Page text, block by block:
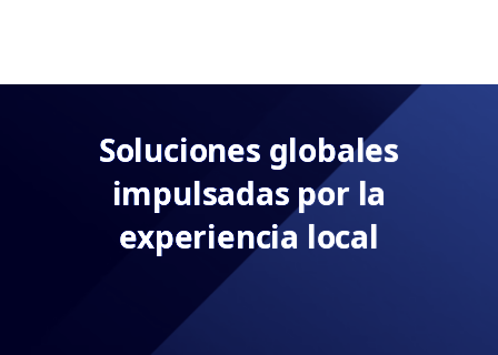
Soluciones globales
impulsadas por la
experiencia local